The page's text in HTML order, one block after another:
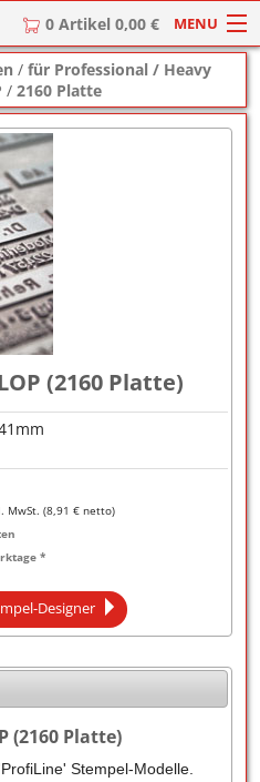
0 Artikel 0,00 € MENU
/für Professional / Heavy
/2160 Platte
(2160 Platte)
MwSt. (8,91 € netto)
*
Designer
(2160 Platte)
Stempel-Modelle.